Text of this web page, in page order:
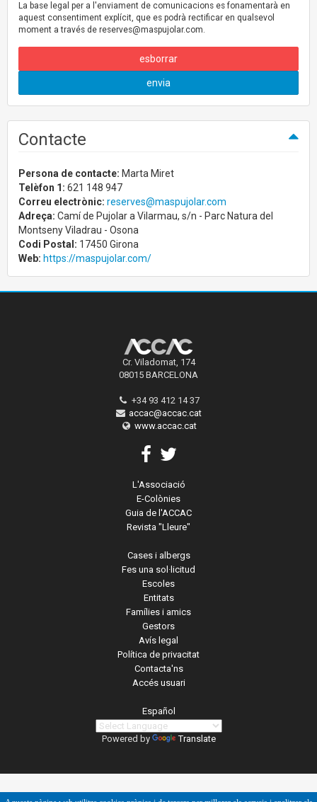
La base legal per a l'enviament de comunicacions es fonamentarà en
aquest consentiment explícit, que es podrà rectificar en qualsevol
moment a través de reserves@maspujolar.com.
esborrar
envia
Contacte
Persona de contacte: Marta Miret
Telèfon 1: 621 148 947
Correu electrònic: reserves@maspujolar.com
Adreça: Camí de Pujolar a Vilarmau, s/n - Parc Natura del
Montseny Viladrau - Osona
Codi Postal: 17450 Girona
Web: https://maspujolar.com/
Cr. Viladomat, 174
08015 BARCELONA
+34 93 412 14 37
accac@accac.cat
www.accac.cat
L'Associació
E-Colònies
Guia de l'ACCAC
Revista "Lleure"
Cases i albergs
Fes una sol·licitud
Escoles
Entitats
Famílies i amics
Gestors
Avís legal
Política de privacitat
Contacta'ns
Accés usuari
Español
Powered by Translate